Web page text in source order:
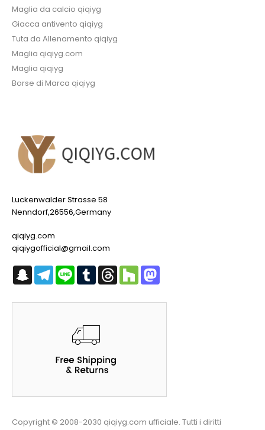
Maglia da calcio qiqiyg
Giacca antivento qiqiyg
Tuta da Allenamento qiqiyg
Maglia qiqiyg.com
Maglia qiqiyg
Borse di Marca qiqiyg
Luckenwalder Strasse 58
Nenndorf,26556,Germany
qiqiyg.com
qiqiygofficial@gmail.com
SnapchatTelegram
Line TumblrThreadsHouzz
Copyright © 2008-2030 qiqiyg.com ufficiale. Tutti i diritti